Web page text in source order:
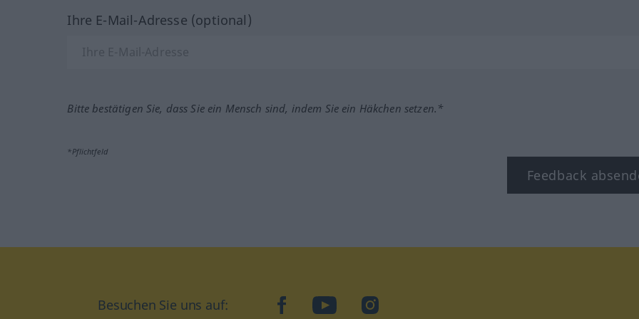
Ihre E-Mail-Adresse (optional)
Bitte bestätigen Sie, dass Sie ein Mensch sind, indem Sie ein Häkchen setzen.*
*Pflichtfeld
Feedback
Besuchen Sie uns auf: facebookYouTubeInstagram